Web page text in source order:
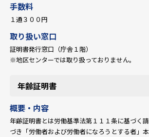
手数料
１通３００円
取り扱い窓口
証明書発行窓口（庁舎１階）
※地区センターでは取り扱っておりません。
年齢証明書
概要・内容
年齢証明書とは労働基準法第１１１条に基づく
づき「労働者および労働者になろうとする者」